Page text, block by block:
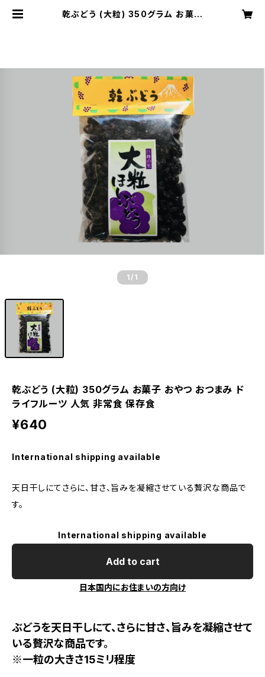
乾ぶどう (大粒) 350グラム お菓子
1 /1
乾ぶどう (大粒) 350グラム お菓子 おやつ おつまみ ド
ライフルーツ 人気 非常食 保存食
¥640
International shipping available
天日干しにてさらに、甘さ、旨みを凝縮させている贅沢な商品で
す。
International shipping available
Add to cart
日本国内にお住まいの方向け
ぶどうを天日干しにて、さらに甘さ、旨みを凝縮させて
いる贅沢な商品です。
※一粒の大きさ15ミリ程度